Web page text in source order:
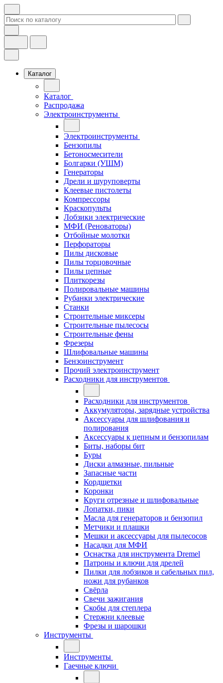
Каталог
Каталог
Распродажа
Электроинструменты
Электроинструменты
Бензопилы
Бетоносмесители
Болгарки (УШМ)
Генераторы
Дрели и шуруповерты
Клеевые пистолеты
Компрессоры
Краскопульты
Лобзики электрические
МФИ (Реноваторы)
Отбойные молотки
Перфораторы
Пилы дисковые
Пилы торцовочные
Пилы цепные
Плиткорезы
Полировальные машины
Рубанки электрические
Станки
Строительные миксеры
Строительные пылесосы
Строительные фены
Фрезеры
Шлифовальные машины
Бензоинструмент
Прочий электроинструмент
Расходники для инструментов
Расходники для инструментов
Аккумуляторы, зарядные устройства
Аксессуары для шлифования и
полирования
Аксессуары к цепным и бензопилам
Биты, наборы бит
Буры
Диски алмазные, пильные
Запасные части
Кордщетки
Коронки
Круги отрезные и шлифовальные
Лопатки, пики
Масла для генераторов и бензопил
Метчики и плашки
Мешки и аксессуары для пылесосов
Насадки для МФИ
Оснастка для инструмента Dremel
Патроны и ключи для дрелей
Пилки для лобзиков и сабельных пил,
ножи для рубанков
Свёрла
Свечи зажигания
Скобы для степлера
Стержни клеевые
Фрезы и шарошки
Инструменты
Инструменты
Гаечные ключи